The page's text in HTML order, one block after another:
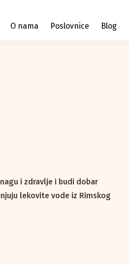
O nama Poslovnice Blog
i zdravlje i budi dobar
lekovite vode iz Rimskog